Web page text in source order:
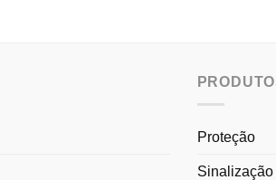
Proteção
Sinalização